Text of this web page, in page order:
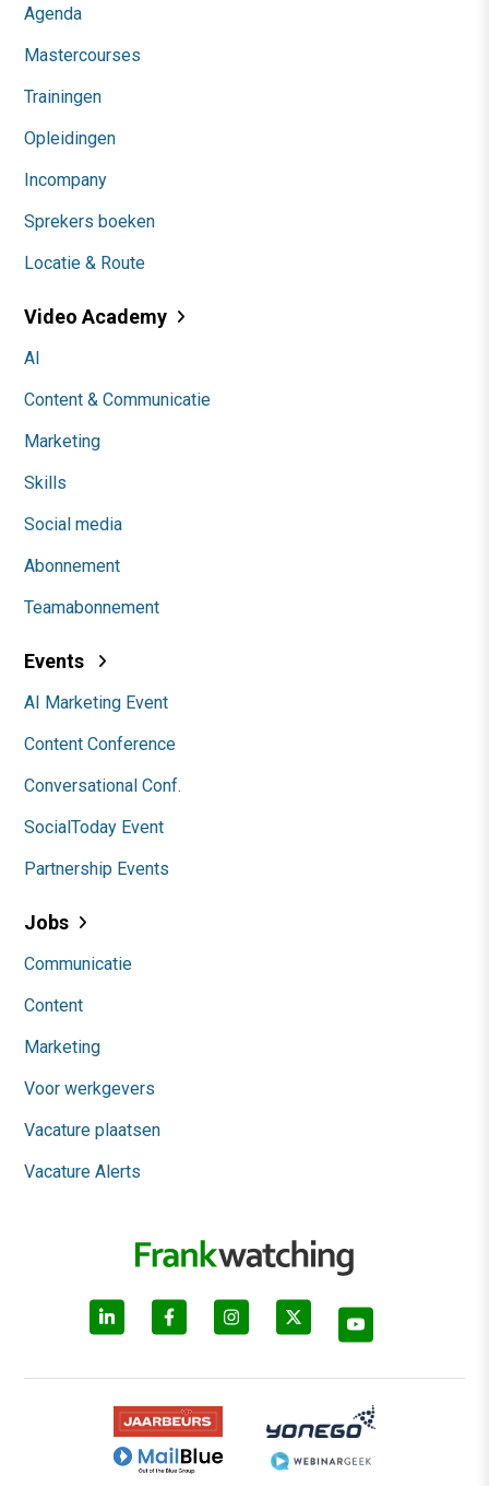
Agenda
Mastercourses
Trainingen
Opleidingen
Incompany
Sprekers boeken
Locatie & Route
Video Academy
AI
Content & Communicatie
Marketing
Skills
Social media
Abonnement
Teamabonnement
Events
AI Marketing Event
Content Conference
Conversational Conf.
SocialToday Event
Partnership Events
Jobs
Communicatie
Content
Marketing
Voor werkgevers
Vacature plaatsen
Vacature Alerts